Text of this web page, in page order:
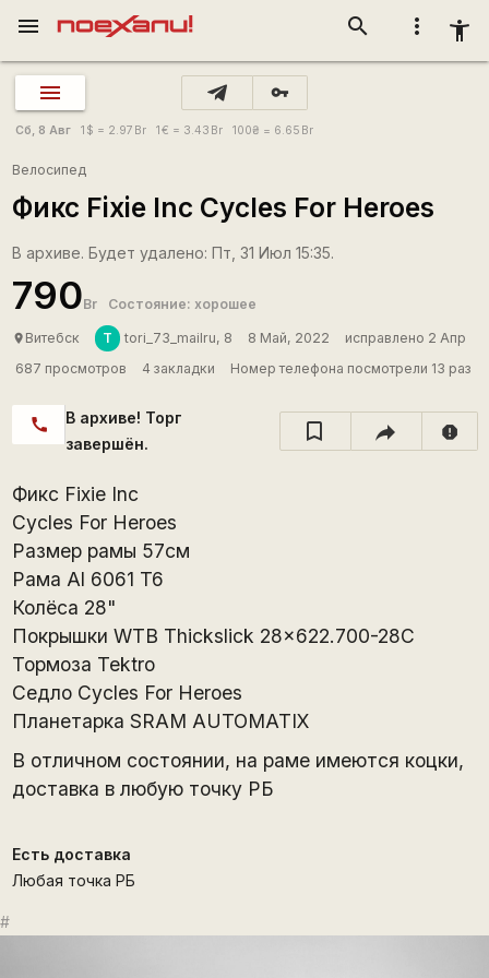
more_vert accessibility_new
search
menu
vpn_key
Сб, 8 Авг 1 $ = 2.97 Br 1€ = 3.43 Br 100₴ = 6.65 Br
Велосипед
Фикс Fixie Inc Cycles For Heroes
В архиве. Будет удалено: Пт, 31 Июл 15:35.
790Br Состояние: хорошее
place Витебск T tori_73_mailru, 8 8 Май, 2022
исправлено 2 Апр
687 просмотров
4 закладки Номер телефона посмотрели 13 раз
call
В архиве! Торг
завершён.
report
Фикс Fixie Inc
Cycles For Heroes
Размер рамы 57см
Рама Al 6061 T6
Колёса 28"
Покрышки WTB Thickslick 28×622.700-28C
Тормоза Tektro
Ceдло Cycles For Heroes
Планетарка SRAM AUTOMATIX
В отличном состоянии, на раме имеются коцки,
доставка в любую точку РБ
Есть доставка
Любая точка РБ
#